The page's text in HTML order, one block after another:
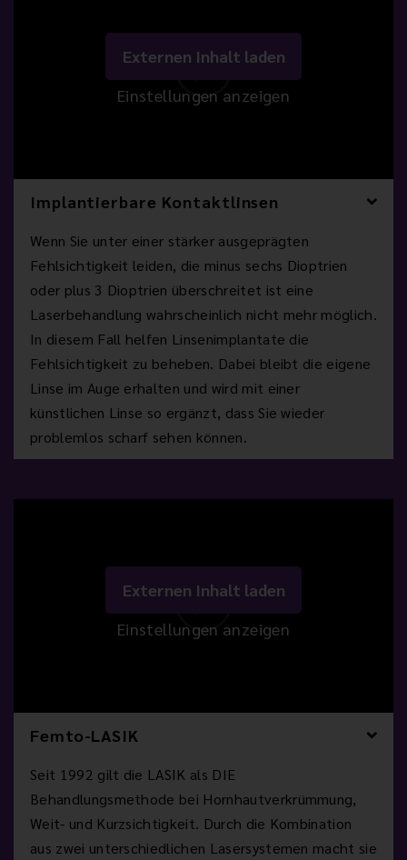
Externen Inhalt laden
Einstellungen anzeigen
Implantierbare Kontaktlinsen
Wenn Sie unter einer stärker ausgeprägten
Fehlsichtigkeit leiden, die minus sechs Dioptrien
oder plus 3 Dioptrien überschreitet ist eine
Laserbehandlung wahrscheinlich nicht mehr möglich.
In diesem Fall helfen Linsenimplantate die
Fehlsichtigkeit zu beheben. Dabei bleibt die eigene
Linse im Auge erhalten und wird mit einer
künstlichen Linse so ergänzt, dass Sie wieder
problemlos scharf sehen können.
Externen Inhalt laden
Einstellungen anzeigen
Femto-LASIK
Seit 1992 gilt die LASIK als DIE
Behandlungsmethode bei Hornhautverkrümmung,
Weit- und Kurzsichtigkeit. Durch die Kombination
aus zwei unterschiedlichen Lasersystemen macht sie